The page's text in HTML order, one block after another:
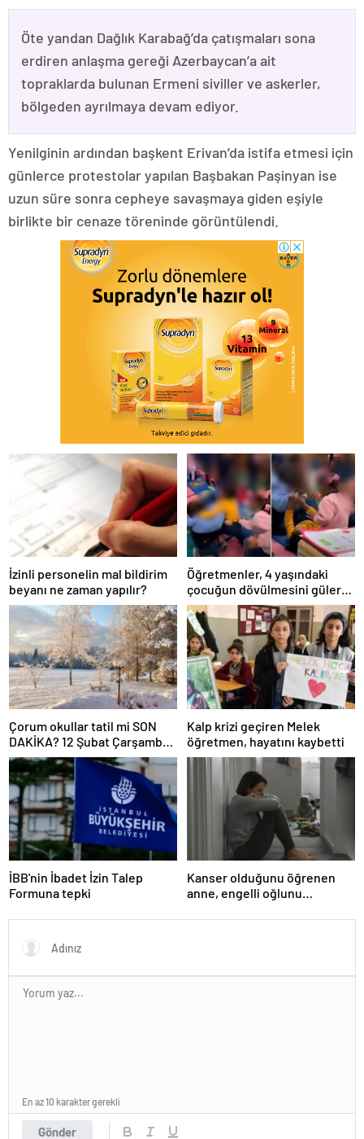
Öte yandan Dağlık Karabağ’da çatışmaları sona
erdiren anlaşma gereği Azerbaycan’a ait
topraklarda bulunan Ermeni siviller ve askerler,
bölgeden ayrılmaya devam ediyor.
Yenilginin ardından başkent Erivan’da istifa etmesi için
günlerce protestolar yapılan Başbakan Paşinyan ise
uzun süre sonra cepheye savaşmaya giden eşiyle
birlikte bir cenaze töreninde görüntülendi.
İzinli personelin mal bildirim
beyanı ne zaman yapılır?
Öğretmenler, 4 yaşındaki
çocuğun dövülmesini gülerek
izledi
Çorum okullar tatil mi SON
DAKİKA? 12 Şubat Çarşamba
Çorum’da okul yok mu (Çorum
Valiliği Açıklaması – KAR
TATİLİ)?
Kalp krizi geçiren Melek
öğretmen, hayatını kaybetti
İBB'nin İbadet İzin Talep
Formuna tepki
Kanser olduğunu öğrenen
anne, engelli oğlunu
Gönder
En az 10 karakter gerekli